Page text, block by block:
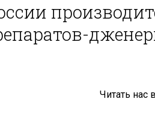
Читать нас в